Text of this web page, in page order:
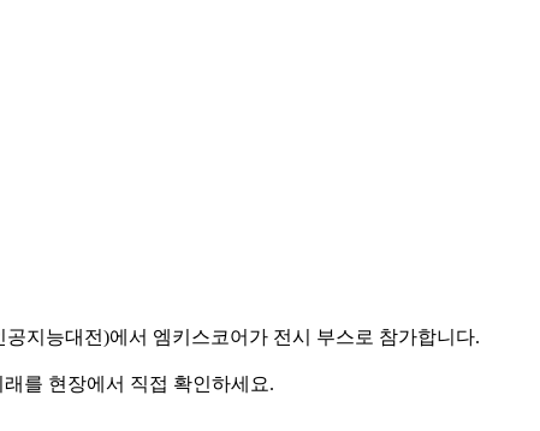
지능대전)에서 엠키스코어가 전시 부스로 참가합니다.
를 현장에서 직접 확인하세요.